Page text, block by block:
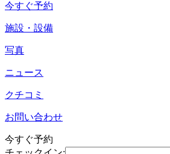
今すぐ予約
施設・設備
写真
ニュース
クチコミ
お問い合わせ
今すぐ予約